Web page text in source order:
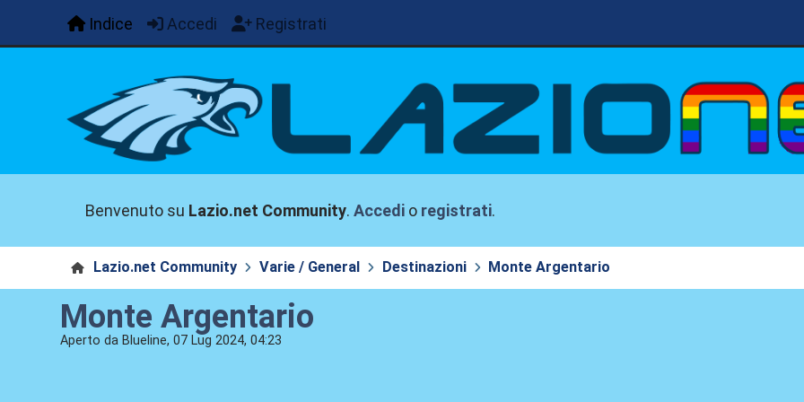
Indice Accedi Registrati
Benvenuto su Lazio.net Community.Accedi o registrati.
Lazio.net Community Varie / General Destinazioni Monte Argentario
Monte Argentario
Aperto da Blueline, 07 Lug 2024, 04:23